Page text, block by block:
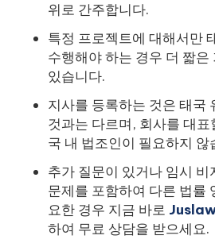
위로 간주합니다.
특정 프로젝트에 대해서만
수행해야 하는 경우 더 짧은
있습니다.
지사를 등록하는 것은 태국
것과는 다르며, 회사를 대표
국 내 법조인이 필요하지 않
추가 질문이 있거나 임시
문제를 포함하여 다른 법률
요한 경우 지금 바로
하여 무료 상담을 받으세요.